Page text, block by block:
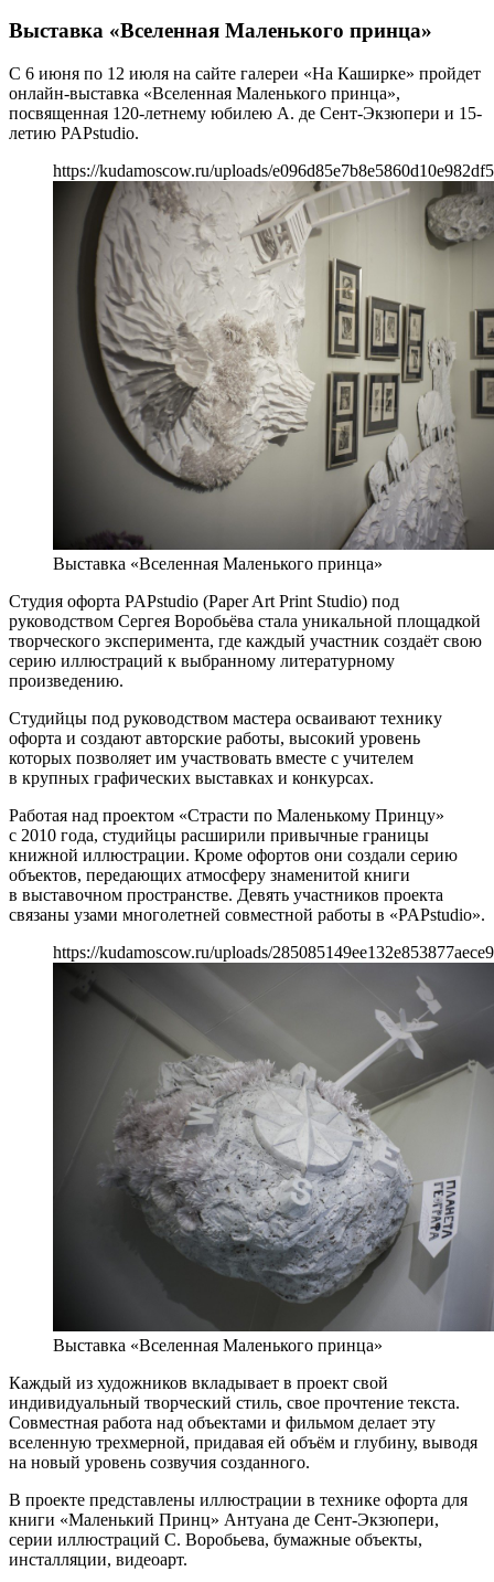
Выставка «Вселенная Маленького принца»
С 6 июня по 12 июля на сайте галереи «На Каширке» пройдет
онлайн-выставка «Вселенная Маленького принца»,
посвященная 120-летнему юбилею А. де Сент-Экзюпери и 15-
летию PAPstudio.
https://kudamoscow.ru/uploads/
Выставка «Вселенная Маленького принца»
Студия офорта PAPstudio (Paper Art Print Studio) под
руководством Сергея Воробьёва стала уникальной площадкой
творческого эксперимента, где каждый участник создаёт свою
серию иллюстраций к выбранному литературному
произведению.
Студийцы под руководством мастера осваивают технику
офорта и создают авторские работы, высокий уровень
которых позволяет им участвовать вместе с учителем
в крупных графических выставках и конкурсах.
Работая над проектом «Страсти по Маленькому Принцу»
с 2010 года, студийцы расширили привычные границы
книжной иллюстрации. Кроме офортов они создали серию
объектов, передающих атмосферу знаменитой книги
в выставочном пространстве. Девять участников проекта
связаны узами многолетней совместной работы в «PAPstudio».
https://kudamoscow.ru/uploads/
Выставка «Вселенная Маленького принца»
Каждый из художников вкладывает в проект свой
индивидуальный творческий стиль, свое прочтение текста.
Совместная работа над объектами и фильмом делает эту
вселенную трехмерной, придавая ей объём и глубину, выводя
на новый уровень созвучия созданного.
В проекте представлены иллюстрации в технике офорта для
книги «Маленький Принц» Антуана де Сент-Экзюпери,
серии иллюстраций С. Воробьева, бумажные объекты,
инсталляции, видеоарт.